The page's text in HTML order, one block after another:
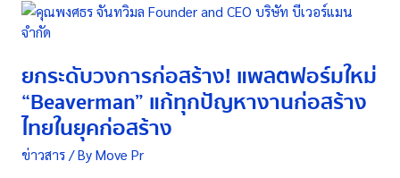
ยกระดับวงการก่อสร้าง! แพลตฟอร์มใหม่
“Beaverman” แก้ทุกปัญหางานก่อสร้าง
ไทยในยุคก่อสร้าง
ข่าวสาร/ ByMove Pr
ยก
ระดับ
ก่อสร้าง!
แพลตฟอร์ม
ใหม่
“Beaverman”
แก้